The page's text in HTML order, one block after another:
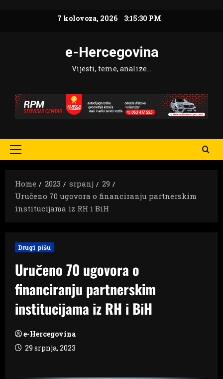
7 kolovoza, 2026 3:15:32 PM
e-Hercegovina
Vijesti, teme, analize…
Primary
Home
2023 srpanj
29
Uručeno 70 ugovora o financiranju partnerskim
institucijama iz RH i BiH
Drugi pišu
Uručeno 70 ugovora o
financiranju partnerskim
institucijama iz RH i BiH
e-Hercegovina
29 srpnja, 2023